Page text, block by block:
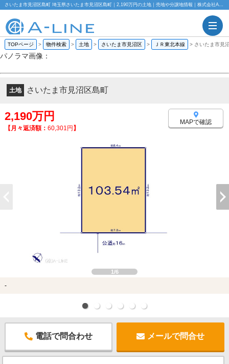
さいたま市見沼区島町 埼玉県さいたま市見沼区島町｜2,190万円の土地｜売地や分譲地情報｜株式会社A-LINE
TOPページ > 物件検索 > 土地 > さいたま市見沼区 > ＪＲ東北本線 > さいたま市見
パノラマ画像：
土地 さいたま市見沼区島町
2,190万円
【月々返済額： 60,301円】
MAPで確認
1/6
-
電話で問合わせ メールで問合せ